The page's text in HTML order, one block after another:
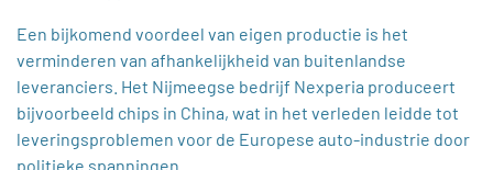
Een bijkomend voordeel van eigen productie is het
verminderen van afhankelijkheid van buitenlandse
leveranciers. Het Nijmeegse bedrijf Nexperia produceert
bijvoorbeeld chips in China, wat in het verleden leidde tot
leveringsproblemen voor de Europese auto-industrie door
politieke spanningen.